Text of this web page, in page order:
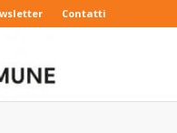
Contatti